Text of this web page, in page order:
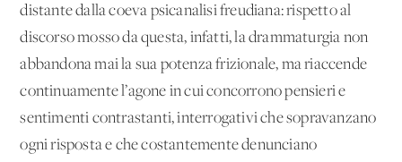
distante dalla coeva psicanalisi freudiana: rispetto al
discorso mosso da questa, infatti, la drammaturgia non
abbandona mai la sua potenza frizionale, ma riaccende
continuamente l’agone in cui concorrono pensieri e
sentimenti contrastanti, interrogativi che sopravanzano
ogni risposta e che costantemente denunciano